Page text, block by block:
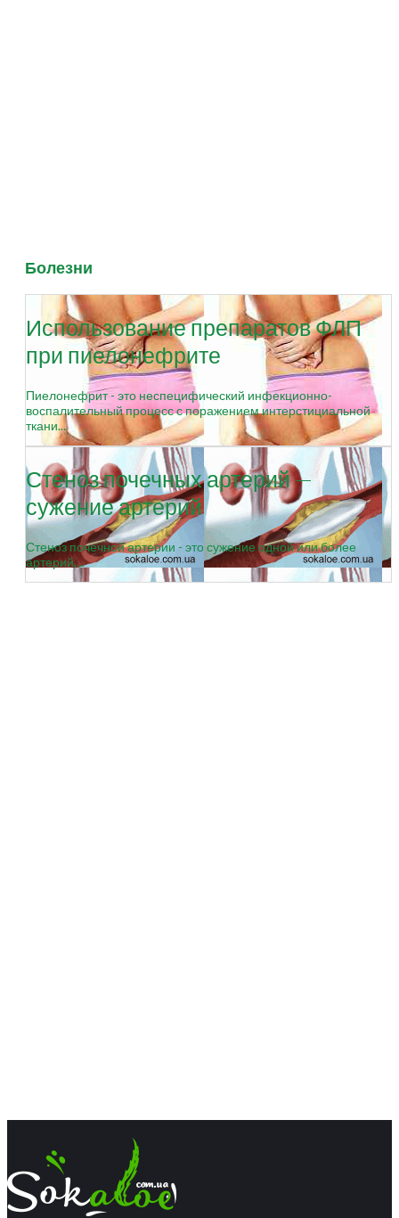
Болезни
Использование препаратов ФЛП
при пиелонефрите
Пиелонефрит - это неспецифический инфекционно-
воспалительный процесс с поражением интерстициальной
ткани...
Стеноз почечных артерий —
сужение артерий
Стеноз почечной артерии - это сужение одной или более
артерий,...